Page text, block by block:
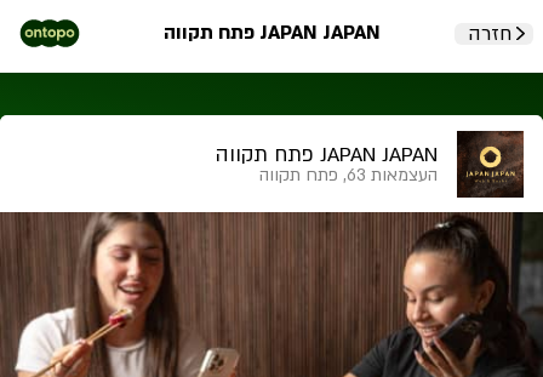
חזרה JAPAN JAPAN פתח תקווה
JAPAN JAPAN פתח תקווה
העצמאות 63, פתח תקווה